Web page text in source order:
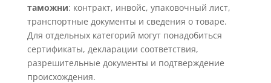
таможни: контракт, инвойс, упаковочный лист,
транспортные документы и сведения о товаре.
Для отдельных категорий могут понадобиться
сертификаты, декларации соответствия,
разрешительные документы и подтверждение
происхождения.